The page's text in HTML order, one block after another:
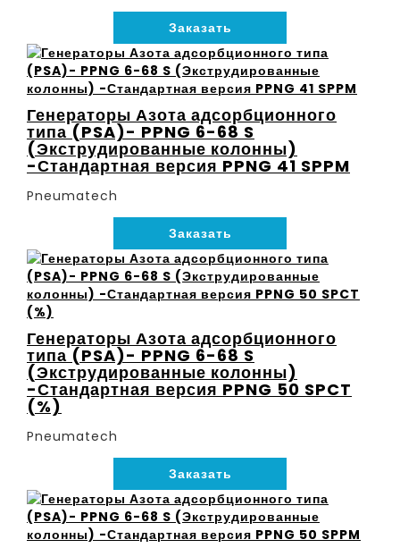
Заказать
Генераторы Азота адсорбционного
типа (PSA)- PPNG 6-68 S
(Экструдированные колонны)
-Стандартная версия PPNG 41 SPPM
Pneumatech
Заказать
Генераторы Азота адсорбционного
типа (PSA)- PPNG 6-68 S
(Экструдированные колонны)
-Стандартная версия PPNG 50 SPCT
(%)
Pneumatech
Заказать